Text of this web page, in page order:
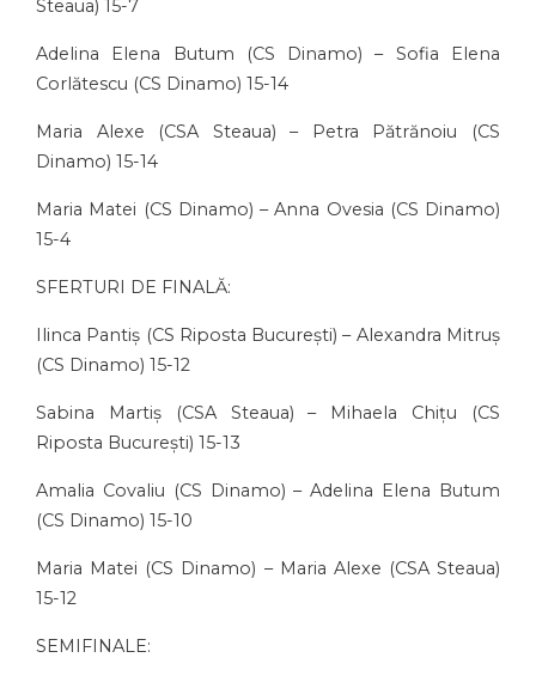
Steaua) 15-7
Adelina Elena Butum (CS Dinamo) – Sofia Elena
Corlătescu (CS Dinamo) 15-14
Maria Alexe (CSA Steaua) – Petra Pătrănoiu (CS
Dinamo) 15-14
Maria Matei (CS Dinamo) – Anna Ovesia (CS Dinamo)
15-4
SFERTURI DE FINALĂ:
Ilinca Pantiș (CS Riposta București) – Alexandra Mitruș
(CS Dinamo) 15-12
Sabina Martiș (CSA Steaua) – Mihaela Chițu (CS
Riposta București) 15-13
Amalia Covaliu (CS Dinamo) – Adelina Elena Butum
(CS Dinamo) 15-10
Maria Matei (CS Dinamo) – Maria Alexe (CSA Steaua)
15-12
SEMIFINALE: